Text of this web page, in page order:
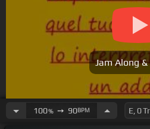
Jam Along &
100%➙ 90BPM